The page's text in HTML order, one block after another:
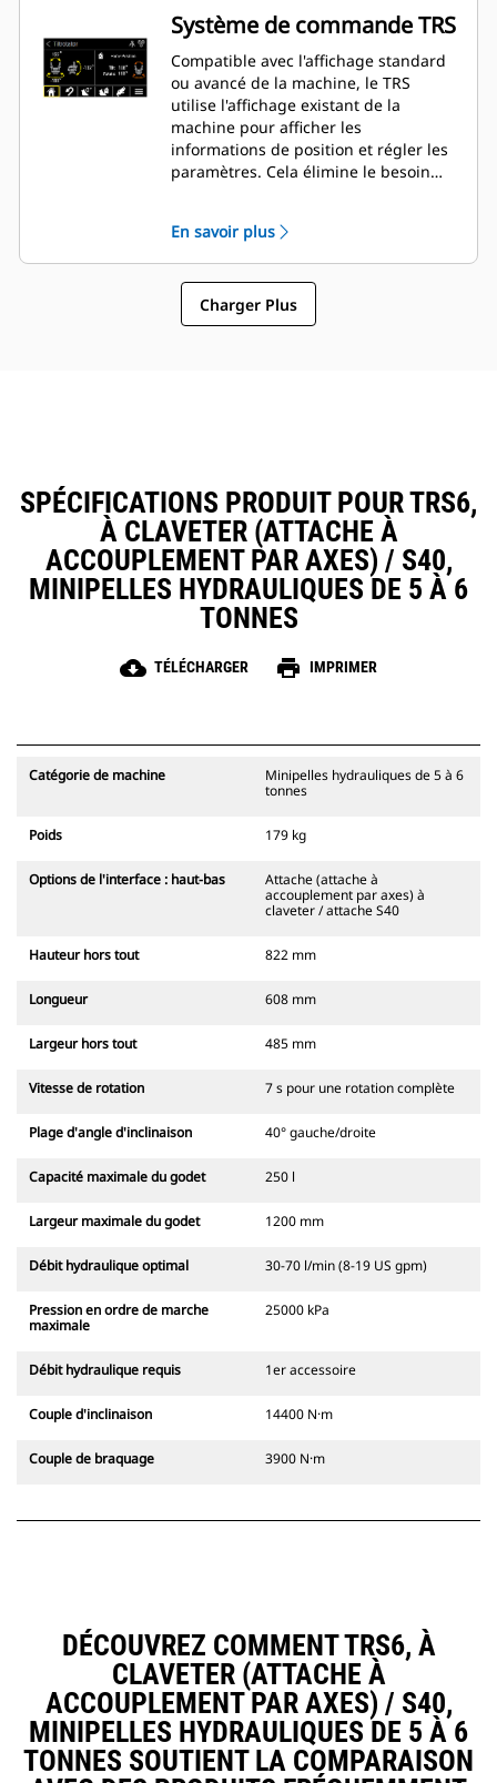
Système de commande TRS
Compatible avec l'affichage standard
ou avancé de la machine, le TRS
utilise l'affichage existant de la
machine pour afficher les
informations de position et régler les
paramètres. Cela élimine le besoin
hydraulique.
En savoir plus
Charger Plus
SPÉCIFICATIONS PRODUIT POUR TRS6,
À CLAVETER (ATTACHE À
ACCOUPLEMENT PAR AXES) / S40,
MINIPELLES HYDRAULIQUES DE 5 À 6
TONNES
cloud_download TÉLÉCHARGER print IMPRIMER
Catégorie de machine
Minipelles hydrauliques de 5 à 6
tonnes
Poids 179 kg
Options de l'interface : haut-bas
Attache (attache à
accouplement par axes) à
claveter / attache S40
Hauteur hors tout 822 mm
Longueur 608 mm
Largeur hors tout 485 mm
Vitesse de rotation 7 s pour une rotation complète
Plage d'angle d'inclinaison 40° gauche/droite
Capacité maximale du godet 250 l
Largeur maximale du godet 1200 mm
Débit hydraulique optimal 30-70 l/min (8-19 US gpm)
Pression en ordre de marche
maximale
25000 kPa
Débit hydraulique requis 1er accessoire
Couple d'inclinaison 14400 N·m
Couple de braquage 3900 N·m
DÉCOUVREZ COMMENT TRS6, À
CLAVETER (ATTACHE À
ACCOUPLEMENT PAR AXES) / S40,
MINIPELLES HYDRAULIQUES DE 5 À 6
TONNES SOUTIENT LA COMPARAISON